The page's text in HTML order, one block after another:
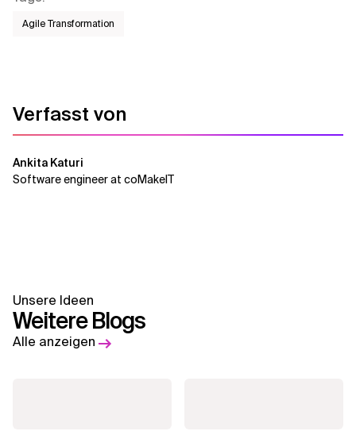
Agile Transformation
Verfasst von
Ankita Katuri
Software engineer at coMakeIT
Unsere Ideen
Weitere Blogs
Alle anzeigen